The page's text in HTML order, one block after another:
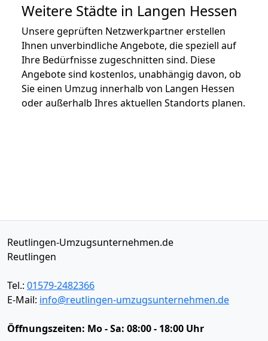
Weitere Städte in Langen Hessen
Unsere geprüften Netzwerkpartner erstellen
Ihnen unverbindliche Angebote, die speziell auf
Ihre Bedürfnisse zugeschnitten sind. Diese
Angebote sind kostenlos, unabhängig davon, ob
Sie einen Umzug innerhalb von Langen Hessen
oder außerhalb Ihres aktuellen Standorts planen.
Reutlingen-Umzugsunternehmen.de
Reutlingen
Tel.: 01579-2482366
E-Mail: info@reutlingen-umzugsunternehmen.de
Öffnungszeiten: Mo - Sa: 08:00 - 18:00 Uhr